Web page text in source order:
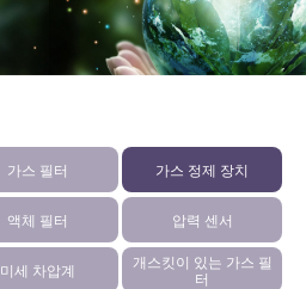
가스 필터 가스 정제 장치
액체 필터 압력 센서
미세 차압계
개스킷이 있는 가스 필
터